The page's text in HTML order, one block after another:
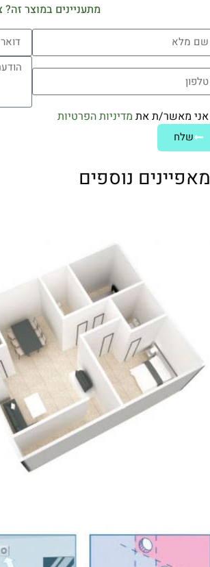
מתעניינים במוצר
אני מאשר/ת את מדיניות הפרטיות
שלח
מאפיינים נוספים